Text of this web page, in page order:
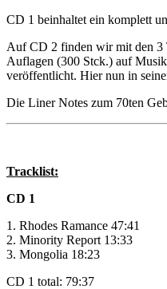
CD 1 beinhaltet ein komplett
Auf CD 2 finden wir mit den 3
Auflagen (300 Stck.) auf
veröffentlicht. Hier nun in
Die Liner Notes zum 70ten
Tracklist:
CD 1
1. Rhodes Ramance 47:41
2. Minority Report 13:33
3. Mongolia 18:23
CD 1 total: 79:37